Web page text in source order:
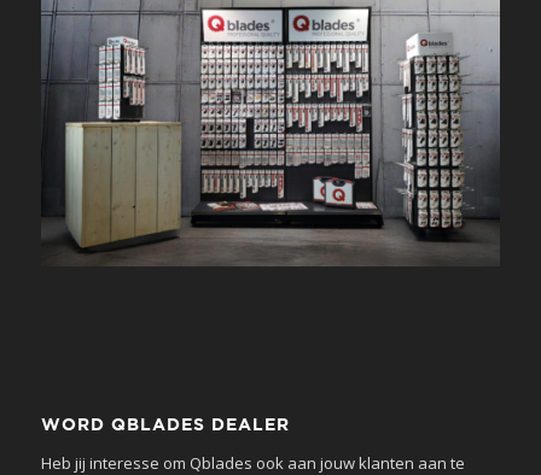
WORD QBLADES DEALER
Heb jij interesse om Qblades ook aan jouw klanten aan te